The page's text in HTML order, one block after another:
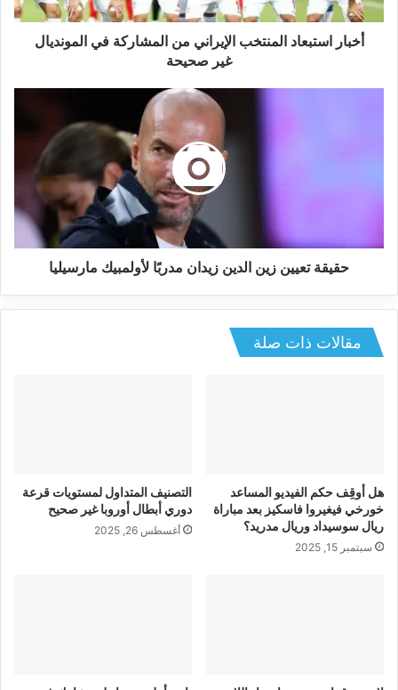
أخبار استبعاد المنتخب الإيراني من المشاركة في المونديال
غير صحيحة
حقيقة تعيين زين الدين زيدان مدربًا لأولمبيك مارسيليا
مقالات ذات صلة
هل أوقِف حكم الفيديو المساعد
خورخي فيغيروا فاسكيز بعد مباراة
ريال سوسيداد وريال مدريد؟
سبتمبر 15, 2025
التصنيف المتداول لمستويات قرعة
دوري أبطال أوروبا غير صحيح
أغسطس 26, 2025